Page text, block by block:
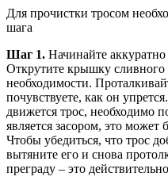
Для прочистки тросом
шага
Шаг 1. Начинайте
Открутите крышку сливного
необходимости.
почувствуете, как он
движется трос, необходимо
является засором, это
Чтобы убедиться, что трос
вытяните его и снова
преграду – это